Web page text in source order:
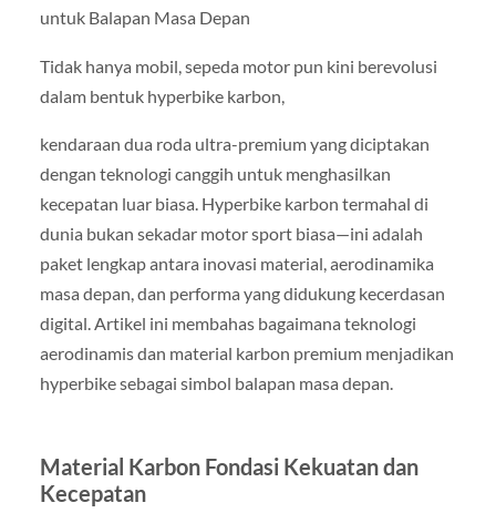
untuk Balapan Masa Depan
Tidak hanya mobil, sepeda motor pun kini berevolusi
dalam bentuk hyperbike karbon,
kendaraan dua roda ultra-premium yang diciptakan
dengan teknologi canggih untuk menghasilkan
kecepatan luar biasa. Hyperbike karbon termahal di
dunia bukan sekadar motor sport biasa—ini adalah
paket lengkap antara inovasi material, aerodinamika
masa depan, dan performa yang didukung kecerdasan
digital. Artikel ini membahas bagaimana teknologi
aerodinamis dan material karbon premium menjadikan
hyperbike sebagai simbol balapan masa depan.
Material Karbon Fondasi Kekuatan dan
Kecepatan